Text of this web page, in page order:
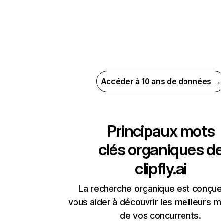
Accéder à 10 ans de données →
Principaux mots
clés organiques
clipfly.ai
La recherche organique est
vous aider à découvrir les meilleurs
de vos concurrents.